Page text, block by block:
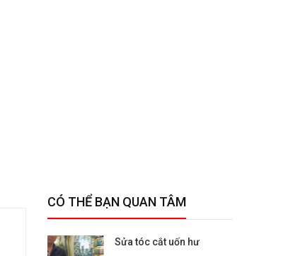
CÓ THỂ BẠN QUAN TÂM
Sửa tóc cắt uốn hư